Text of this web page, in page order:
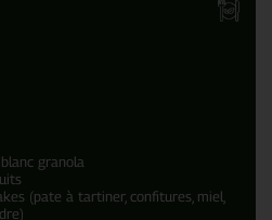
granola
(pate à tartiner, confitures, miel,